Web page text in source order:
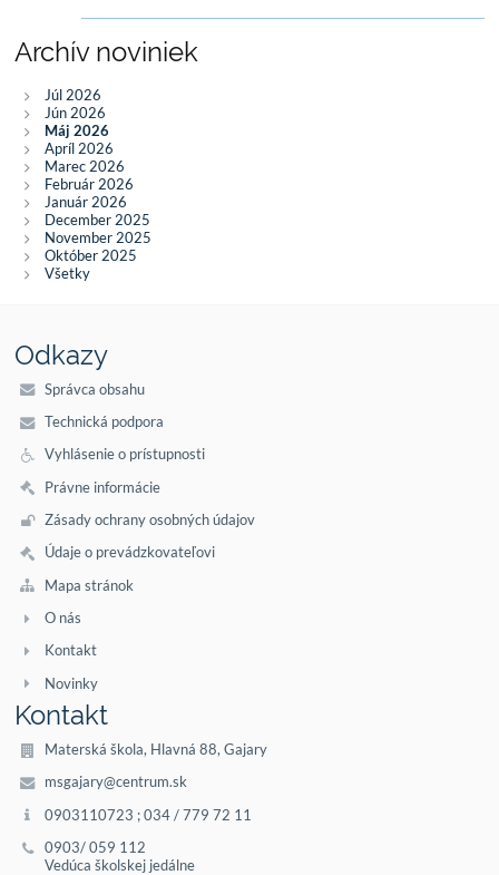
Archív noviniek
Júl 2026
Jún 2026
Máj 2026
Apríl 2026
Marec 2026
Február 2026
Január 2026
December 2025
November 2025
Október 2025
Všetky
Odkazy
Správca obsahu
Technická podpora
Vyhlásenie o prístupnosti
Právne informácie
Zásady ochrany osobných údajov
Údaje o prevádzkovateľovi
Mapa stránok
O nás
Kontakt
Novinky
Kontakt
Materská škola, Hlavná 88, Gajary
msgajary@centrum.sk
0903110723 ; 034 / 779 72 11
0903/ 059 112
Vedúca školskej jedálne